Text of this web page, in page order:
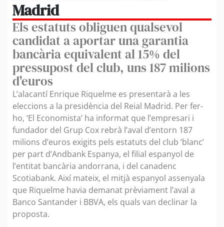
Madrid
Els estatuts obliguen qualsevol
candidat a aportar una garantia
bancària equivalent al 15% del
pressupost del club, uns 187 milions
d'euros
L’alacantí Enrique Riquelme es presentarà a les
eleccions a la presidència del Reial Madrid. Per fer-
ho, ‘El Economista’ ha informat que l’empresari i
fundador del Grup Cox rebrà l’aval d’entorn 187
milions d’euros exigits pels estatuts del club ‘blanc’
per part d’Andbank Espanya, el filial espanyol de
l’entitat bancària andorrana, i del canadenc
Scotiabank. Així mateix, el mitjà espanyol assenyala
que Riquelme havia demanat prèviament l’aval a
Banco Santander i BBVA, els quals van declinar la
proposta.